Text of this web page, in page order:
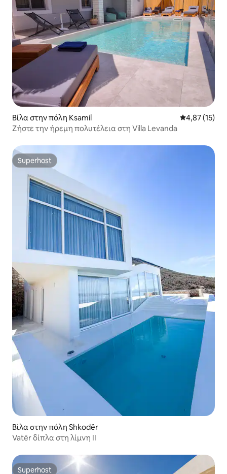
Βίλα στην πόλη Ksamil Μέση
4,87 (15)
Ζήστε την ήρεμη πολυτέλεια στη Villa Levanda
Superhost
Superhost
Βίλα στην πόλη Shkodër
Vatër δίπλα στη λίμνη II
Superhost